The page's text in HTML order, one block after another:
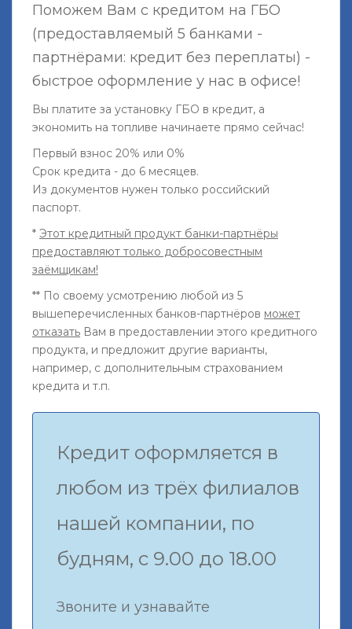
Поможем Вам с кредитом на ГБО
(предоставляемый 5 банками -
партнёрами: кредит без переплаты) -
быстрое оформление у нас в офисе!
Вы платите за установку ГБО в кредит, а
экономить на топливе начинаете прямо сейчас!
Первый взнос 20% или 0%
Срок кредита - до 6 месяцев.
Из документов нужен только российский
паспорт.
* Этот кредитный продукт банки-партнёры
предоставляют только добросовестным
заёмщикам!
** По своему усмотрению любой из 5
вышеперечисленных банков-партнёров может
отказать Вам в предоставлении этого кредитного
продукта, и предложит другие варианты,
например, с дополнительным страхованием
кредита и т.п.
Кредит оформляется в
любом из трёх филиалов
нашей компании, по
будням, с 9.00 до 18.00
Звоните и узнавайте